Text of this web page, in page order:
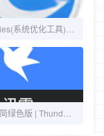
Glary Utilities(系统优化工具) Pro v6.43.0.47 多语便携版 —— 20年口碑沉淀！一键体检+注册表深度修复+启动项管理，Win7到Win11全适配老电脑福音
迅雷 12 精简绿色版 | Thunder（v12.4.10.3940 / 2025测试版 v25.0.5.1152）